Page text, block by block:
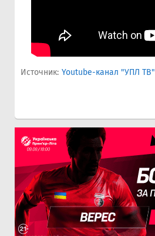
Источник: Youtube-канал "УПЛ ТВ"